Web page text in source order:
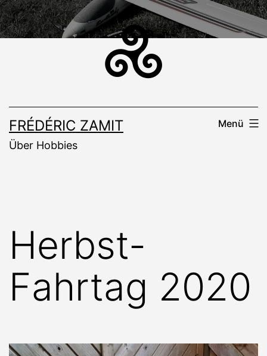
Zum
Inhalt
FRÉDÉRIC ZAMIT
Über Hobbies
Menü
Herbst-
Fahrtag 2020